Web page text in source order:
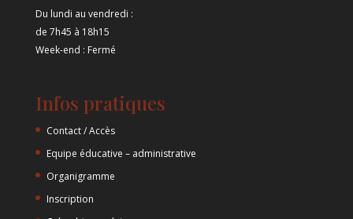
Du lundi au vendredi :
de 7h45 à 18h15
Week-end : Fermé
Infos pratiques
Contact / Accès
Equipe éducative – administrative
Organigramme
Inscription